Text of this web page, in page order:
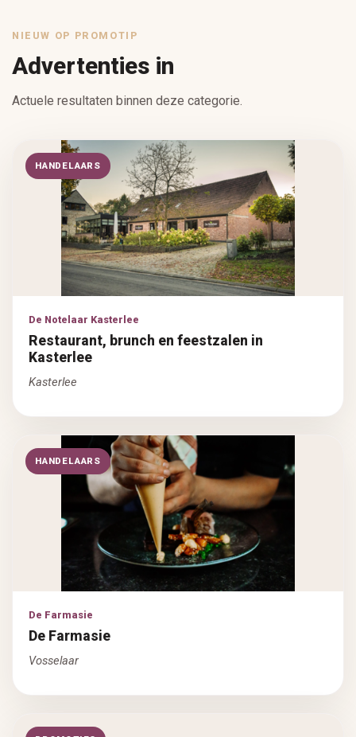
NIEUW OP PROMOTIP
Advertenties in
Actuele resultaten binnen deze categorie.
HANDELAARS
De Notelaar Kasterlee
Restaurant, brunch en feestzalen in
Kasterlee
Kasterlee
HANDELAARS
De Farmasie
De Farmasie
Vosselaar